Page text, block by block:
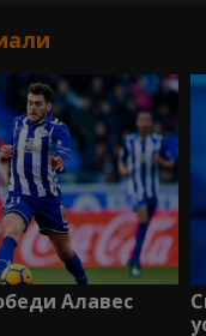
Алавес